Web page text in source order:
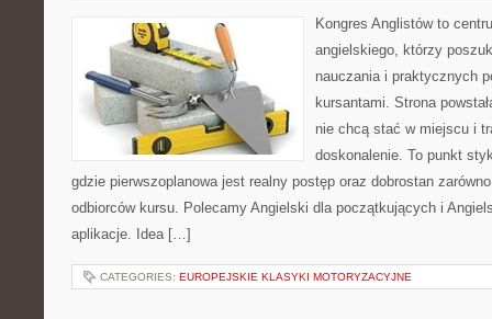
Kongres Anglistów to
angielskiego, którzy
nauczania i praktycznych
kursantami. Strona
nie chcą stać w miejscu i
doskonalenie. To punkt
gdzie pierwszoplanowa jest realny postęp oraz dobrostan
odbiorców kursu. Polecamy Angielski dla początkujących i
aplikacje. Idea […]
CATEGORIES: EUROPEJSKIE KLASYKI MOTORYZACYJNE